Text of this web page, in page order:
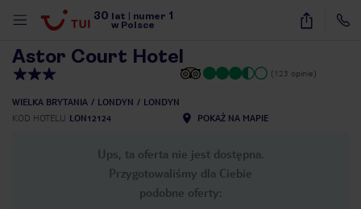
30 lat numer 1
w Polsce
18
Astor Court Hotel
(123 opinie)
WIELKA BRYTANIA LONDYN
LONDYN
KOD HOTELU LON12124 POKAŻ NA MAPIE
Ups, ta oferta nie jest dostępna.
Przygotowaliśmy dla Ciebie
podobne oferty: